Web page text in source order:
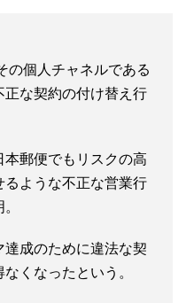
の個人チャネルである
正な契約の付け替え行
本郵便でもリスクの高
るような不正な営業行
成のために違法な契
くなったという。